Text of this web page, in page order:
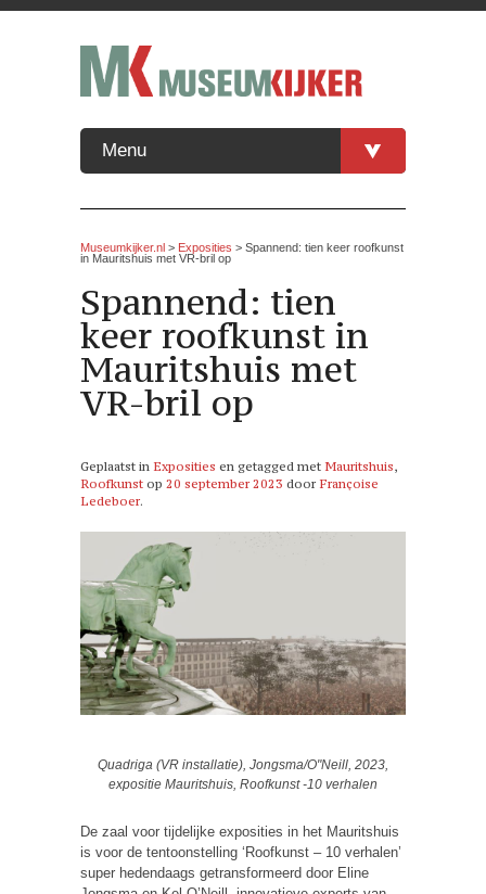
Menu
Museumkijker.nl > Exposities > Spannend: tien keer roofkunst
in Mauritshuis met VR-bril op
Spannend: tien
keer roofkunst in
Mauritshuis met
VR-bril op
Geplaatst in Exposities en getagged met Mauritshuis,
Roofkunst op 20 september 2023 door Françoise
Ledeboer.
Quadriga (VR installatie), Jongsma/O"Neill, 2023,
expositie Mauritshuis, Roofkunst -10 verhalen
De zaal voor tijdelijke exposities in het Mauritshuis
is voor de tentoonstelling ‘Roofkunst – 10 verhalen’
super hedendaags getransformeerd door Eline